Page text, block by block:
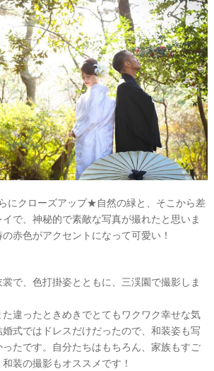
にクローズアップ★自然の緑と、そこから差
で、神秘的で素敵な写真が撮れたと思いま
赤色がアクセントになって可愛い！
裳で、色打掛姿とともに、三渓園で撮影しま
違ったときめきでとてもワクワク幸せな気
式ではドレスだけだったので、和装姿も写
たです。自分たちはもちろん、家族もすご
装の撮影もオススメです！